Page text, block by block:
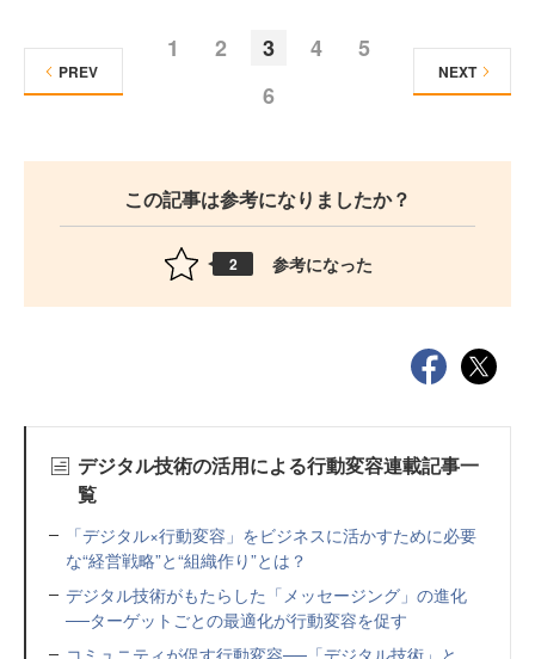
1 2 3 4
5
6
PREV NEXT
この記事は参考になりましたか？
2 参考になった
デジタル技術の活用による行動変容連載記事一
覧
「デジタル×行動変容」をビジネスに活かすために必要
な“経営戦略”と“組織作り”とは？
デジタル技術がもたらした「メッセージング」の進化
──ターゲットごとの最適化が行動変容を促す
コミュニティが促す行動変容──「デジタル技術」と